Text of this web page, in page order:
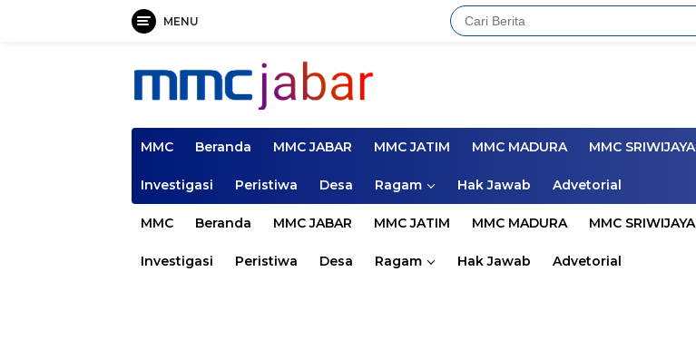
MENU
MMC Beranda MMC JABAR MMC JATIM MMC MADURA MMC SRIWIJAYA
Investigasi Peristiwa Desa Ragam Hak Jawab Advetorial
MMC Beranda MMC JABAR MMC JATIM MMC MADURA MMC SRIWIJAYA
Investigasi Peristiwa Desa Ragam Hak Jawab Advetorial